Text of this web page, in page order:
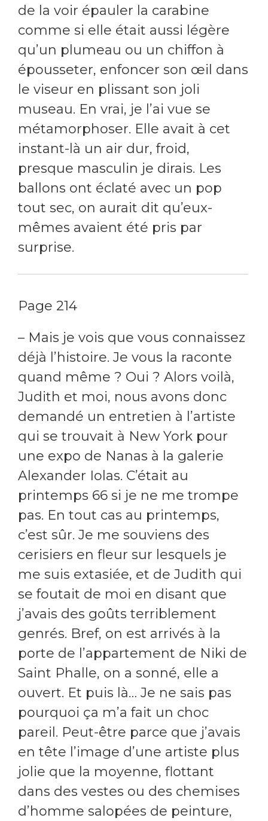
de la voir épauler la carabine
comme si elle était aussi légère
qu’un plumeau ou un chiffon à
épousseter, enfoncer son œil dans
le viseur en plissant son joli
museau. En vrai, je l’ai vue se
métamorphoser. Elle avait à cet
instant-là un air dur, froid,
presque masculin je dirais. Les
ballons ont éclaté avec un pop
tout sec, on aurait dit qu’eux-
mêmes avaient été pris par
surprise.
Page 214
– Mais je vois que vous connaissez
déjà l’histoire. Je vous la raconte
quand même ? Oui ? Alors voilà,
Judith et moi, nous avons donc
demandé un entretien à l’artiste
qui se trouvait à New York pour
une expo de Nanas à la galerie
Alexander Iolas. C’était au
printemps 66 si je ne me trompe
pas. En tout cas au printemps,
c’est sûr. Je me souviens des
cerisiers en fleur sur lesquels je
me suis extasiée, et de Judith qui
se foutait de moi en disant que
j’avais des goûts terriblement
genrés. Bref, on est arrivés à la
porte de l’appartement de Niki de
Saint Phalle, on a sonné, elle a
ouvert. Et puis là… Je ne sais pas
pourquoi ça m’a fait un choc
pareil. Peut-être parce que j’avais
en tête l’image d’une artiste plus
jolie que la moyenne, flottant
dans des vestes ou des chemises
d’homme salopées de peinture,